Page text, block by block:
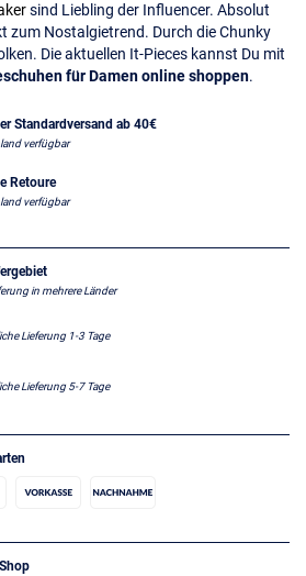
sind Liebling der Influencer. Absolut
zum Nostalgietrend. Durch die Chunky
Die aktuellen It-Pieces kannst Du mit
für Damen online shoppen.
Standardversand ab 40€
verfügbar
Retoure
verfügbar
in mehrere Länder
Lieferung 1-3 Tage
Lieferung 5-7 Tage